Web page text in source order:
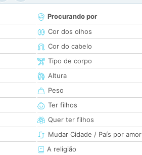
Procurando por
Cor dos olhos
Cor do cabelo
Tipo de corpo
Altura
Peso
Ter filhos
Quer ter filhos
Mudar Cidade / País por amor
A religião